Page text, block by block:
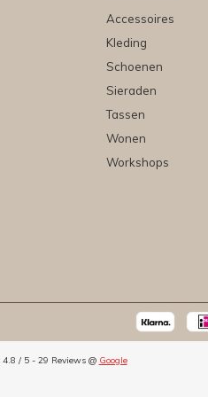
Accessoires
Kleding
Schoenen
Sieraden
Tassen
Wonen
Workshops
4.8 / 5- 29 Reviews @ Google